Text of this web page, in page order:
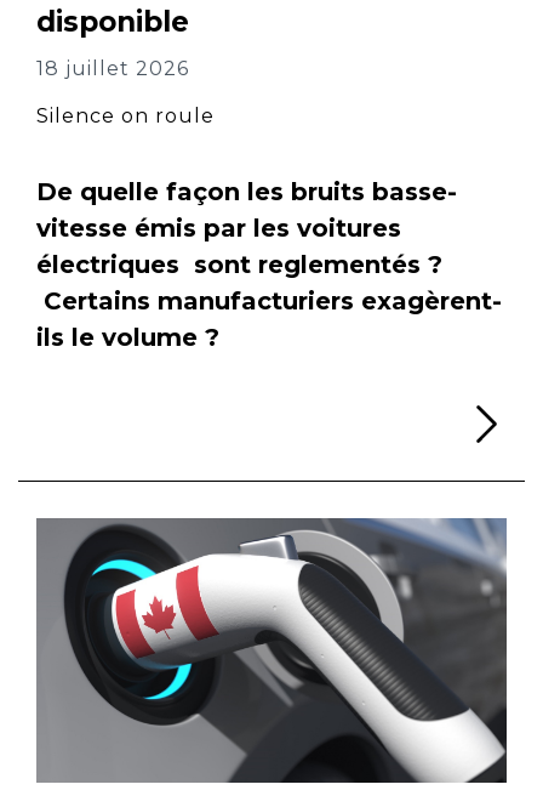
disponible
18 juillet 2026
Silence on roule
De quelle façon les bruits basse-
vitesse émis par les voitures
électriques sont reglementés ?
Certains manufacturiers exagèrent-
ils le volume ?